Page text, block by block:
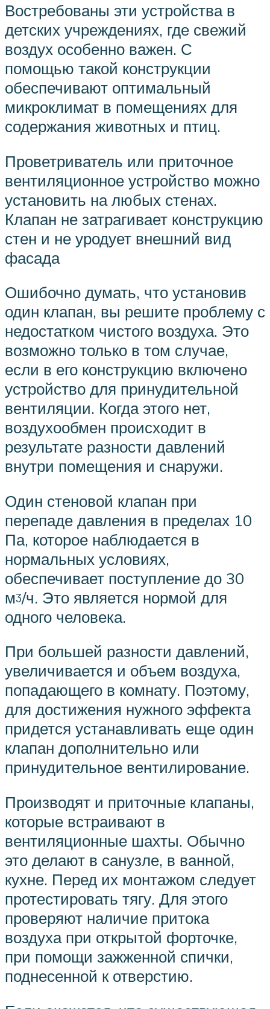
Востребованы эти устройства в
детских учреждениях, где свежий
воздух особенно важен. С
помощью такой конструкции
обеспечивают оптимальный
микроклимат в помещениях для
содержания животных и птиц.
Проветриватель или приточное
вентиляционное устройство можно
установить на любых стенах.
Клапан не затрагивает конструкцию
стен и не уродует внешний вид
фасада
Ошибочно думать, что установив
один клапан, вы решите проблему с
недостатком чистого воздуха. Это
возможно только в том случае,
если в его конструкцию включено
устройство для принудительной
вентиляции. Когда этого нет,
воздухообмен происходит в
результате разности давлений
внутри помещения и снаружи.
Один стеновой клапан при
перепаде давления в пределах 10
Па, которое наблюдается в
нормальных условиях,
обеспечивает поступление до 30
мᶾ/ч. Это является нормой для
одного человека.
При большей разности давлений,
увеличивается и объем воздуха,
попадающего в комнату. Поэтому,
для достижения нужного эффекта
придется устанавливать еще один
клапан дополнительно или
принудительное вентилирование.
Производят и приточные клапаны,
которые встраивают в
вентиляционные шахты. Обычно
это делают в санузле, в ванной,
кухне. Перед их монтажом следует
протестировать тягу. Для этого
проверяют наличие притока
воздуха при открытой форточке,
при помощи зажженной спички,
поднесенной к отверстию.